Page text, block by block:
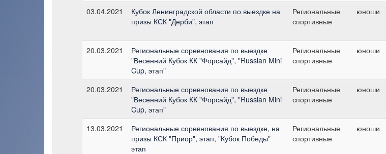
03.04.2021
Кубок Ленинградской области по выездке на
призы КСК "Дерби", этап
Региональные
спортивные
юноши
20.03.2021
Региональные соревнования по выездке
"Весенний Кубок КК "Форсайд", "Russian Mini
Cup, этап"
Региональные
спортивные
юноши
20.03.2021
Региональные соревнования по выездке
"Весенний Кубок КК "Форсайд", "Russian Mini
Cup, этап"
Региональные
спортивные
юноши
13.03.2021
Региональные соревнования по выездке, на
призы КСК "Приор", этап, "Кубок Победы"
этап
Региональные
спортивные
юноши